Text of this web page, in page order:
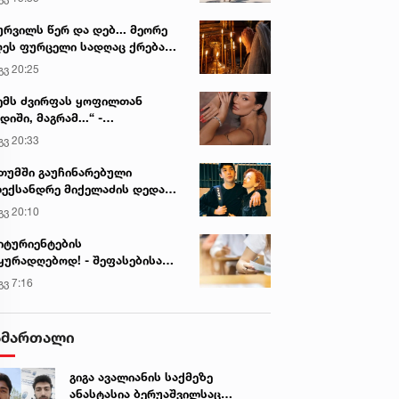
წერ და დებ... მეორე
ფურცელი სადღაც ქრება
სურვილი სრულდება...“ -
ტაძარი შიდა
20:25
ძვირფას ყოფილთან
მაგრამ...“ -
პაიჭაძის
აღიარება
20:33
გაუჩინარებული
მიქელაძის დედა
ავრცელებს
20:10
- შეფასებისა
გამოცდების ეროვნული
ინფორმაციას
7:16
გიგა ავალიანის საქმეზე
ანასტასია ბერუაშვილსაც